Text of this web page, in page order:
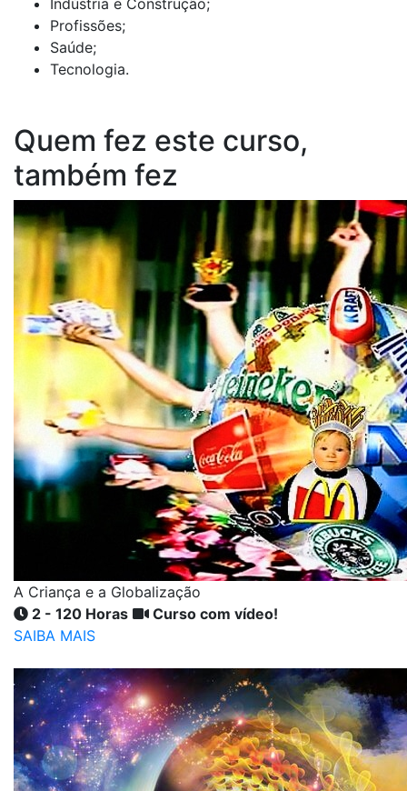
Indústria e Construção;
Profissões;
Saúde;
Tecnologia.
Quem fez este curso,
também fez
A Criança e a Globalização
2 - 120 Horas
Curso com vídeo!
SAIBA MAIS